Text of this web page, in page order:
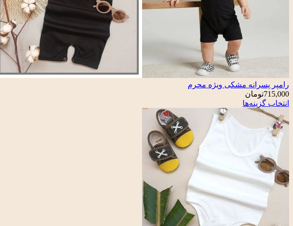
رامپر پسرانه مشکی ویژه محرم
715,000تومان
انتخاب گزینه‌ها